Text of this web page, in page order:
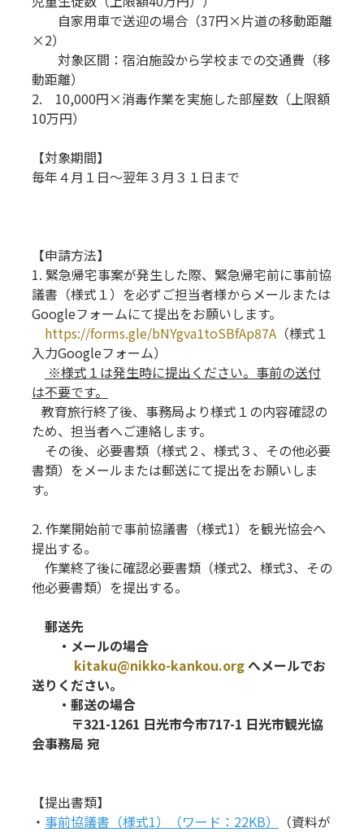
自家用車で送迎の場合（37円×片道の移動距離
×2）
対象区間：宿泊施設から学校までの交通費（移
動距離）
2. 10,000円×消毒作業を実施した部屋数（上限額
10万円）
【対象期間】
毎年４月１日～翌年３月３１日まで
【申請方法】
1. 緊急帰宅事案が発生した際、緊急帰宅前に事前協
議書（様式１）を必ずご担当者様からメールまたは
Googleフォームにて提出をお願いします。
https://forms.gle/bNYgva1toSBfAp87A （様式１
入力Googleフォーム）
※様式１は発生時に提出ください。事前の送付
は不要です。
教育旅行終了後、事務局より様式１の内容確認の
ため、担当者へご連絡します。
その後、必要書類（様式２、様式３、その他必要
書類）をメールまたは郵送にて提出をお願いしま
す。
2. 作業開始前で事前協議書（様式1）を観光協会へ
提出する。
作業終了後に確認必要書類（様式2、様式3、その
他必要書類）を提出する。
郵送先
・メールの場合
kitaku@nikko-kankou.orgへメールでお
送りください。
・郵送の場合
〒321-1261 日光市今市717-1 日光市観光協
会事務局 宛
【提出書類】
・ 事前協議書（様式1）（ワード：22KB）
（資料が